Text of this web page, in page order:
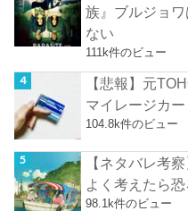
族』ブルジョ
ない
111k件のビュー
【悲報】元
マイレージカ
104.8k件のビュー
【ネタバレ考
よく考えたら
98.1k件のビュー